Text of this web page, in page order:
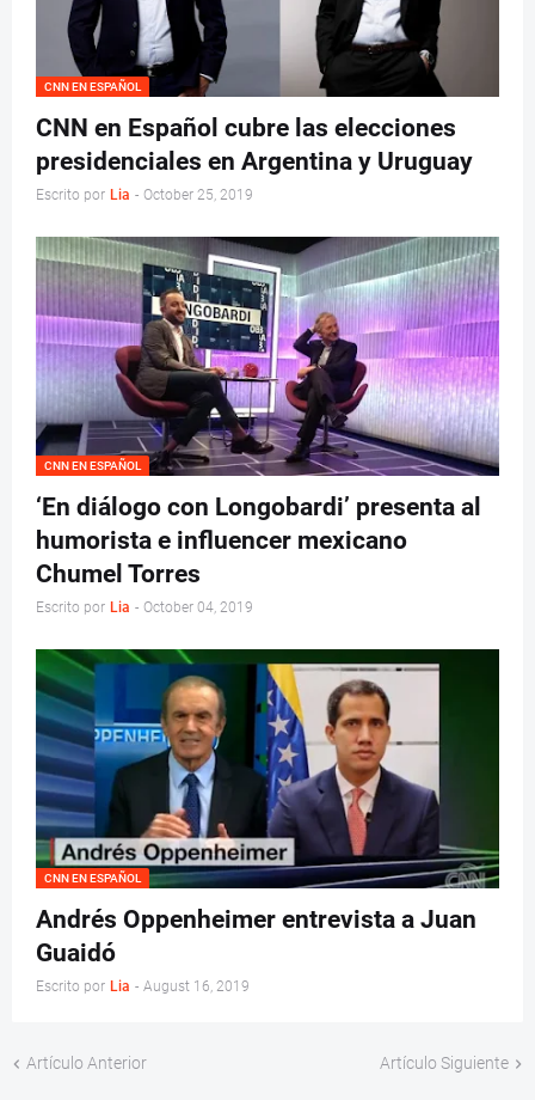
CNN EN ESPAÑOL
CNN en Español cubre las elecciones
presidenciales en Argentina y Uruguay
Escrito por Lia - October 25, 2019
CNN EN ESPAÑOL
‘En diálogo con Longobardi’ presenta al
humorista e influencer mexicano
Chumel Torres
Escrito por Lia - October 04, 2019
CNN EN ESPAÑOL
Andrés Oppenheimer entrevista a Juan
Guaidó
Escrito por Lia - August 16, 2019
Artículo Anterior Artículo Siguiente